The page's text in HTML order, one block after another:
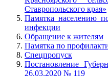
Ставропольского края»
Памятка населению
инфекции
Обращение к жителям
Памятка по
Спецпропуск
Постановление
26.03.2020 № 119